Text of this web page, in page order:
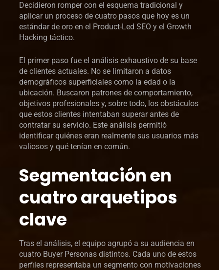
Decidieron romper con el esquema tradicional y
aplicar un proceso de cuatro pasos que hoy es un
estándar de oro en el Product-Led SEO y el Growth
Hacking táctico.
El primer paso fue el análisis exhaustivo de su base
de clientes actuales. No se limitaron a datos
demográficos superficiales como la edad o la
ubicación. Buscaron patrones de comportamiento,
objetivos profesionales y, sobre todo, los obstáculos
que estos clientes intentaban superar antes de
contratar su servicio. Este análisis permitió
identificar quiénes eran realmente sus usuarios más
valiosos y qué tenían en común.
Segmentación en
cuatro arquetipos
clave
Tras el análisis, el equipo agrupó a su audiencia en
cuatro Buyer Personas distintos. Cada uno de estos
perfiles representaba un segmento con motivaciones